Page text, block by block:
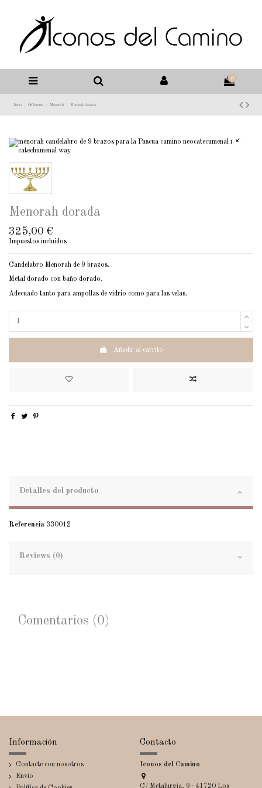
0
Inicio Orfebrería Menorah Menorah dorada
Menorah dorada
325,00 €
Impuestos incluidos
Candelabro Menorah de 9 brazos.
Metal dorado con baño dorado.
Adecuado tanto para ampollas de vidrio como para las velas.
Añadir al carrito
Detalles del producto
Referencia 330012
Reviews (0)
Comentarios (0)
Información
Contacte con nosotros
Envío
Contacto
Iconos del Camino
C/ Metalurgia, 9 · 41720 Los